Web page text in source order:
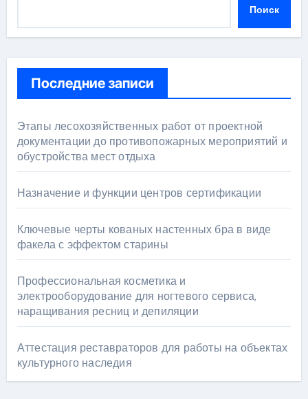
Поиск
Последние записи
Этапы лесохозяйственных работ от проектной
документации до противопожарных мероприятий и
обустройства мест отдыха
Назначение и функции центров сертификации
Ключевые черты кованых настенных бра в виде
факела с эффектом старины
Профессиональная косметика и
электрооборудование для ногтевого сервиса,
наращивания ресниц и депиляции
Аттестация реставраторов для работы на объектах
культурного наследия